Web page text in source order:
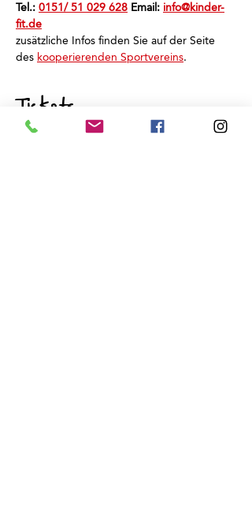
Tel.: 0151/ 51 029 628 Email: info@kinder-
fit.de
zusätzliche Infos finden Sie auf der Seite
des kooperierenden Sportvereins.
Tickets